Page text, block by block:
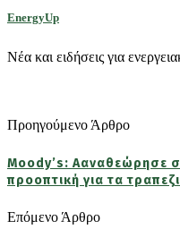
EnergyUp
Νέα και ειδήσεις για
Προηγούμενο Άρθρο
Moody’s: Ααναθεώρησε
προοπτική για τα
Επόμενο Άρθρο